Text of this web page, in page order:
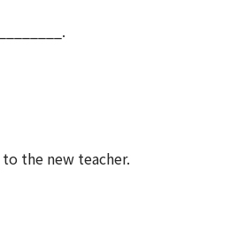
the new teacher.